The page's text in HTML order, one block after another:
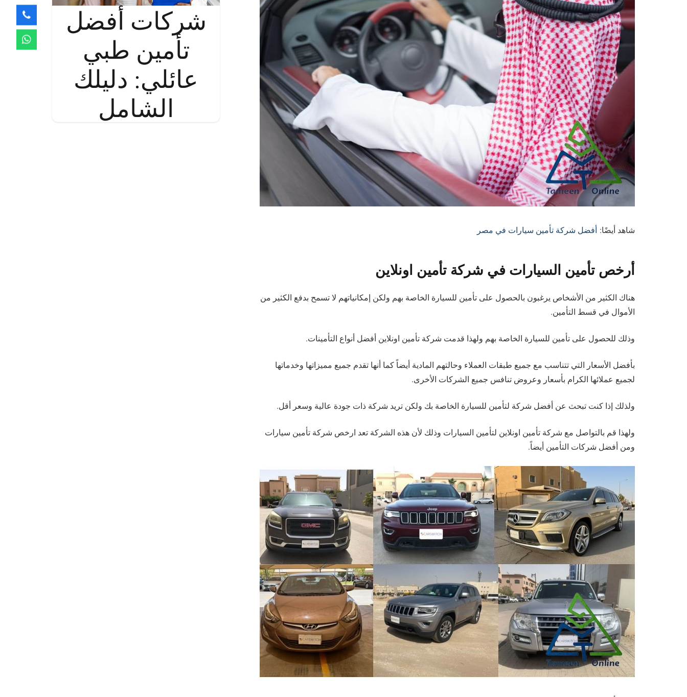
شاهد أيضًا: أفضل شركة تأمين سيارات في مصر
أرخص تأمين السيارات في شركة تأمين اونلاين
هناك الكثير من الأشخاص يرغبون بالحصول على تأمين للسيارة الخاصة بهم ولكن إمكانياتهم لا تسمح بدفع الكثير من
الأموال في قسط التأمين.
وذلك للحصول على تأمين للسيارة الخاصة بهم ولهذا قدمت شركة تأمين اونلاين أفضل أنواع التأمينات.
بأفضل الأسعار التي تتناسب مع جميع طبقات العملاء وحالتهم المادية أيضاً كما أنها تقدم جميع مميزاتها وخدماتها
لجميع عملائها الكرام بأسعار وعروض تنافس جميع الشركات الأخرى.
ولذلك إذا كنت تبحث عن أفضل شركة لتأمين للسيارة الخاصة بك ولكن تريد شركة ذات جودة عالية وسعر أقل.
ولهذا قم بالتواصل مع شركة تأمين اونلاين لتأمين السيارات وذلك لأن هذه الشركة تعد ارخص شركة تأمين سيارات
ومن أفضل شركات التأمين أيضاً.
شركات أفضل
تأمين طبي
عائلي: دليلك
الشامل